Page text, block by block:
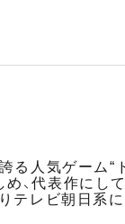
る人気ゲーム“
、代表作にし
テレビ朝日系に